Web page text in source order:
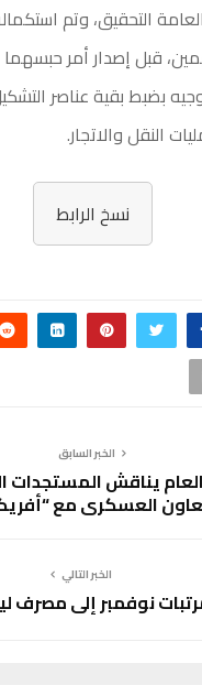
التحقيق، وتم
، قبل إصدار أمرحبسهما
بضبط بقية عناصر
النقل والاتجار.
نسخ الرابط
الخبر السابق
العام يناقش المستجدات
العسكري مع
الخبر التالي
نوفمبر إلى مصرف